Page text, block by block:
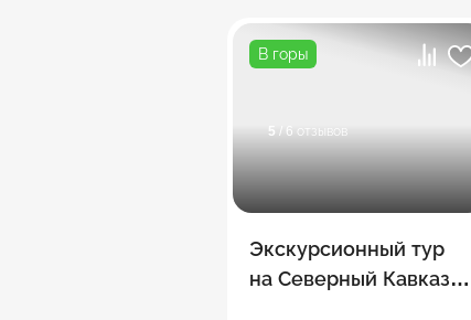
В горы
5 / 6 отзывов
Экскурсионный тур
на Северный Кавказ: